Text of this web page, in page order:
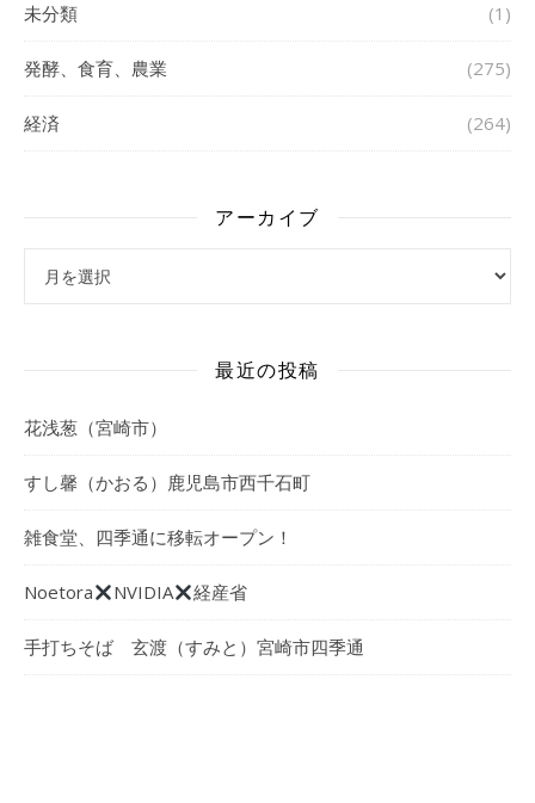
未分類 (1)
発酵、食育、農業 (275)
経済 (264)
アーカイブ
最近の投稿
花浅葱（宮崎市）
すし馨（かおる）鹿児島市西千石町
雑食堂、四季通に移転オープン！
Noetora NVIDIA 経産省
手打ちそば 玄渡（すみと）宮崎市四季通